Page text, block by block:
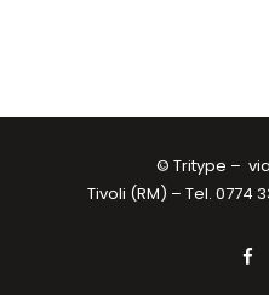
© Tritype –
Tivoli (RM) – Tel. 0774